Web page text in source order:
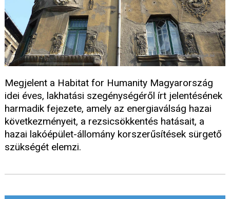
Megjelent a Habitat for Humanity Magyarország
idei éves, lakhatási szegénységéről írt jelentésének
harmadik fejezete, amely az energiaválság hazai
következményeit, a rezsicsökkentés hatásait, a
hazai lakóépület-állomány korszerűsítések sürgető
szükségét elemzi.